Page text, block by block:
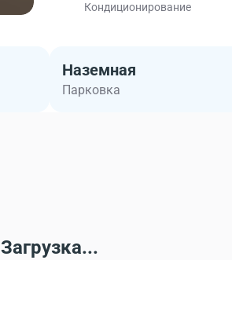
Кондиционирование
Наземная
Парковка
Загрузка...